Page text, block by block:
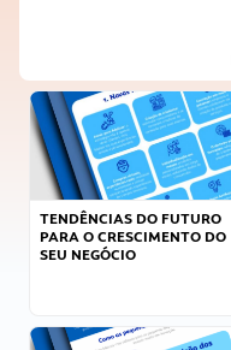
TENDÊNCIAS DO FUTURO
PARA O CRESCIMENTO DO
SEU NEGÓCIO